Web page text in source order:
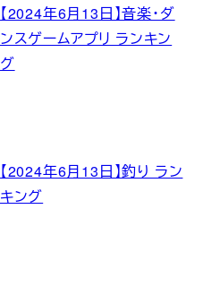
【2024年6月13日】音楽・ダ
ンスゲームアプリ ランキン
グ
【2024年6月13日】釣り ラン
キング